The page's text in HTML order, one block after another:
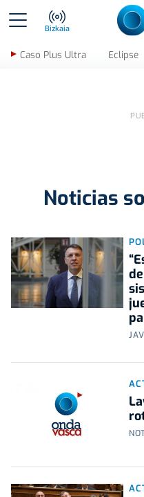
Bizkaia
Caso Plus Ultra Eclipse
Noticias